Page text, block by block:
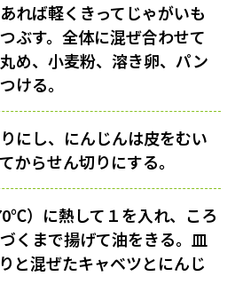
れば軽くきってじゃがいも
ぶす。全体に混ぜ合わせて
め、小麦粉、溶き卵、パン
ける。
にし、にんじんは皮をむい
からせん切りにする。
）に熱して１を入れ、ころ
くまで揚げて油をきる。皿
と混ぜたキャベツとにんじ